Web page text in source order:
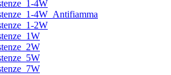
4W
4W_Antifiamma
2W